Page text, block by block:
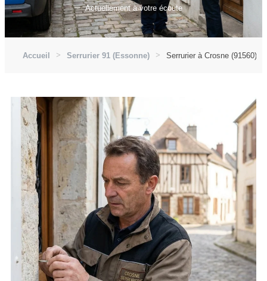
Actuellement à votre écoute
Accueil Serrurier 91 (Essonne) Serrurier à Crosne (91560)